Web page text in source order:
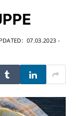
07.03.2023 -